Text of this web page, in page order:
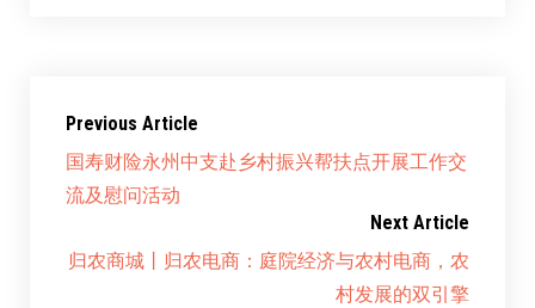
Previous Article
国寿财险永州中支赴乡村振兴帮扶点开展工作交
流及慰问活动
Next Article
归农商城丨归农电商：庭院经济与农村电商，农
村发展的双引擎